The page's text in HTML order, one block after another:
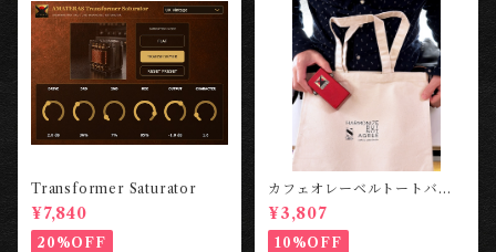
Transformer Saturator
¥7,840
20%OFF
カフェオレーベルトートバッ
グ～HARMONIZE BUT NO
T AGREE～ ［東京工房］
¥3,807
10%OFF